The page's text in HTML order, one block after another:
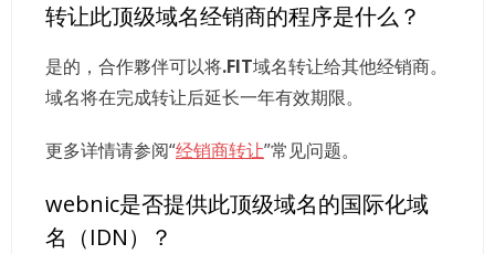
转让此顶级域名经销商的程序是什么？
是的，合作夥伴可以将.FIT域名转让给其他经销商。
域名将在完成转让后延长一年有效期限。
更多详情请参阅“经销商转让”常见问题。
webnic是否提供此顶级域名的国际化域
名（IDN）？